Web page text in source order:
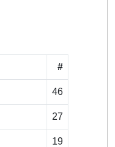
#
46
27
19